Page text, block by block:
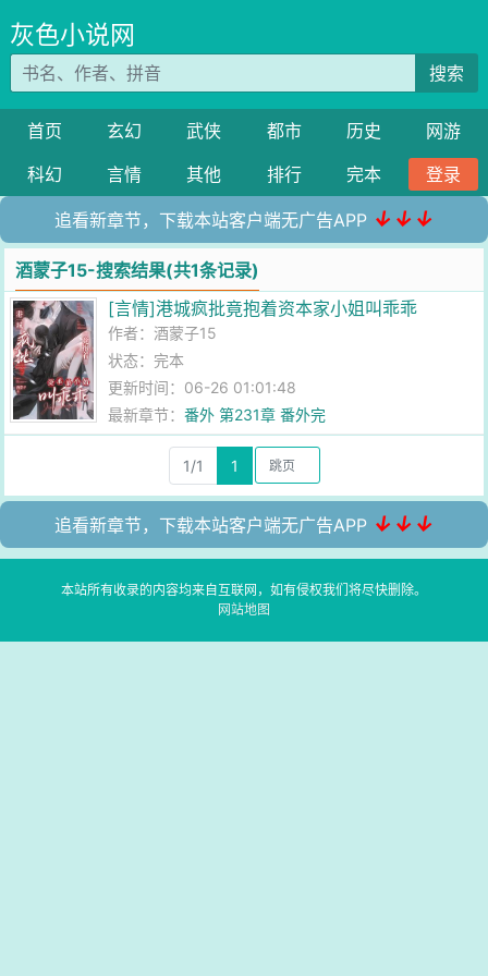
灰色小说网
搜索
首页 玄幻 武侠 都市 历史
网游
科幻
言情 其他 排行 完本 登录
追看新章节，下载本站客户端无广告APP ↓↓↓
酒蒙子15-搜索结果(共1条记录)
[言情]港城疯批竟抱着资本家小姐叫乖乖
作者： 酒蒙子15
状态：完本
更新时间：06-26 01:01:48
最新章节：番外 第231章 番外完
1/1 1
追看新章节，下载本站客户端无广告APP ↓↓↓
本站所有收录的内容均来自互联网，如有侵权我们将尽快删除。
网站地图